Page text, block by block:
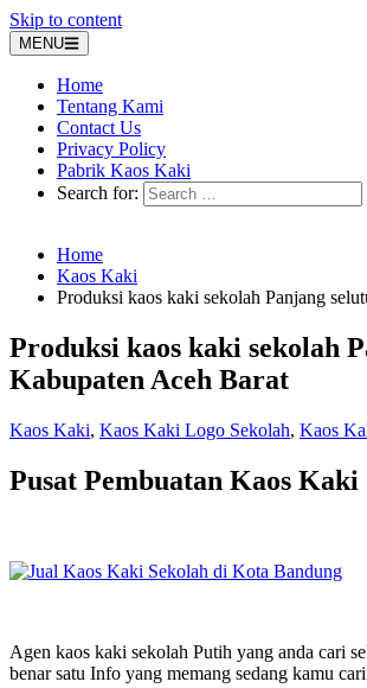
Skip to content
MENU
Home
Tentang Kami
Contact Us
Privacy Policy
Pabrik Kaos Kaki
Search for:
Home
Kaos Kaki
Produksi kaos kaki sekolah Panjang
Produksi kaos kaki sekolah
Kabupaten Aceh Barat
Kaos Kaki, Kaos Kaki Logo Sekolah, Kaos
Pusat Pembuatan Kaos Kaki
Agen kaos kaki sekolah Putih yang anda cari
benar satu Info yang memang sedang kamu